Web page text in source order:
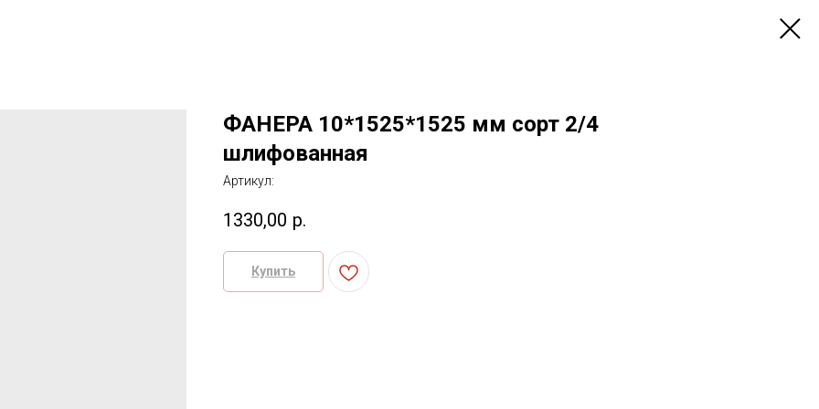
ФАНЕРА 10*1525*1525 мм сорт 2/4
шлифованная
Артикул:
1330,00 р.
Купить